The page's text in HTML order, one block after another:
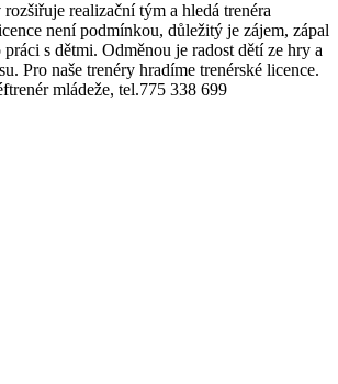
rozšiřuje realizační tým a hledá trenéra
není podmínkou, důležitý je zájem, zápal
s dětmi. Odměnou je radost dětí ze hry a
Pro naše trenéry hradíme trenérské licence.
mládeže, tel.775 338 699